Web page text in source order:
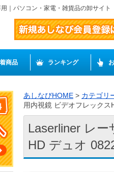
｜パソコン・家電・雑貨品の卸サイ
商品 ランキング
あしなびHOME > カテゴリ
用内視鏡 ビデオフレック
Laserliner レ
HD デュオ